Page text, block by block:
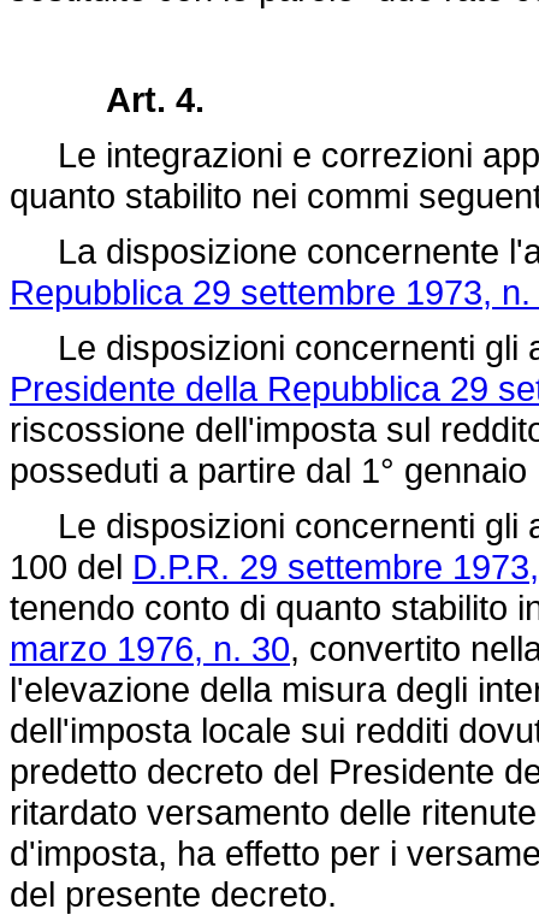
Art. 4.
Le integrazioni e correzioni
quanto stabilito nei commi
La disposizione concernente
Repubblica 29 settembre 1973,
Le disposizioni concernenti gli
Presidente della Repubblica 29
riscossione dell'imposta sul
posseduti a partire dal 1°
Le disposizioni concernenti gli
100 del D.P.R. 29 settembre
tenendo conto di quanto stabilito
marzo 1976, n. 30, convertito
l'elevazione della misura degli
dell'imposta locale sui redditi
predetto decreto del Presidente
ritardato versamento delle
d'imposta, ha effetto per i
del presente decreto.